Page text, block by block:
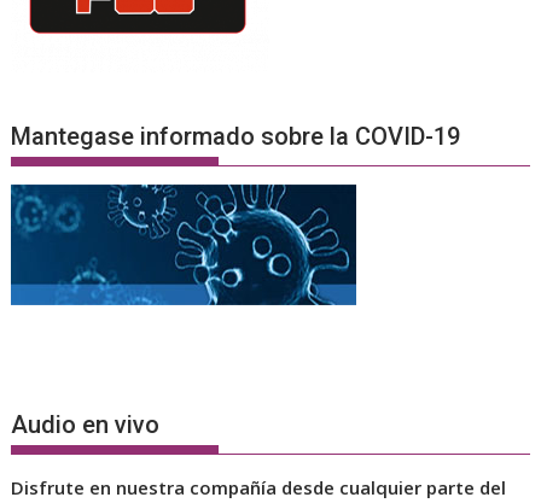
Mantegase informado sobre la COVID-19
Audio en vivo
Disfrute en nuestra compañía desde cualquier parte del